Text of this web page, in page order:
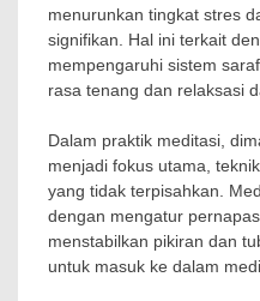
menurunkan tingkat stres
signifikan. Hal ini terkait
mempengaruhi sistem
rasa tenang dan relaksasi
Dalam praktik meditasi,
menjadi fokus utama,
yang tidak terpisahkan.
dengan mengatur
menstabilkan pikiran dan
untuk masuk ke dalam